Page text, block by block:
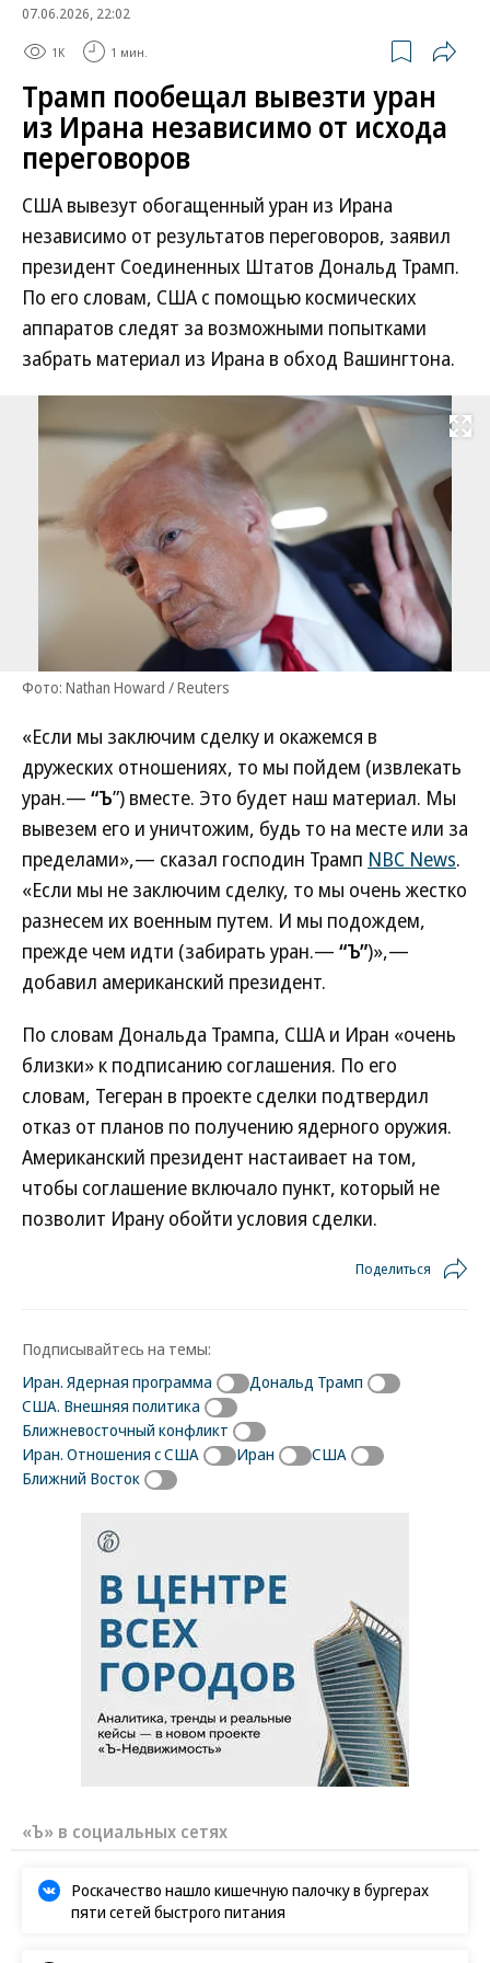
07.06.2026, 22:02
1K 1 мин.
Трамп пообещал вывезти уран
из Ирана независимо от исхода
переговоров
США вывезут обогащенный уран из Ирана
независимо от результатов переговоров, заявил
президент Соединенных Штатов Дональд Трамп.
По его словам, США с помощью космических
аппаратов следят за возможными попытками
забрать материал из Ирана в обход Вашингтона.
Развернуть
Фото: Nathan Howard / Reuters
«Если мы заключим сделку и окажемся в
дружеских отношениях, то мы пойдем (извлекать
уран.— “Ъ”) вместе. Это будет наш материал. Мы
вывезем его и уничтожим, будь то на месте или за
пределами»,— сказал господин Трамп NBC News.
«Если мы не заключим сделку, то мы очень жестко
разнесем их военным путем. И мы подождем,
прежде чем идти (забирать уран.— “Ъ”)»,—
добавил американский президент.
По словам Дональда Трампа, США и Иран «очень
близки» к подписанию соглашения. По его
словам, Тегеран в проекте сделки подтвердил
отказ от планов по получению ядерного оружия.
Американский президент настаивает на том,
чтобы соглашение включало пункт, который не
позволит Ирану обойти условия сделки.
Поделиться
Подписывайтесь на темы:
Иран. Ядерная программа
Дональд Трамп
США. Внешняя политика
Ближневосточный конфликт
Иран. Отношения с США
Иран
США
Ближний Восток
«Ъ» в социальных сетях
Роскачество нашло кишечную палочку в бургерах
пяти сетей быстрого питания